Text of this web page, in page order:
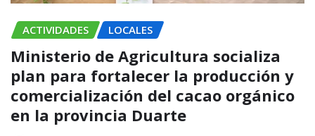
ACTIVIDADES LOCALES
Ministerio de Agricultura socializa
plan para fortalecer la producción y
comercialización del cacao orgánico
en la provincia Duarte